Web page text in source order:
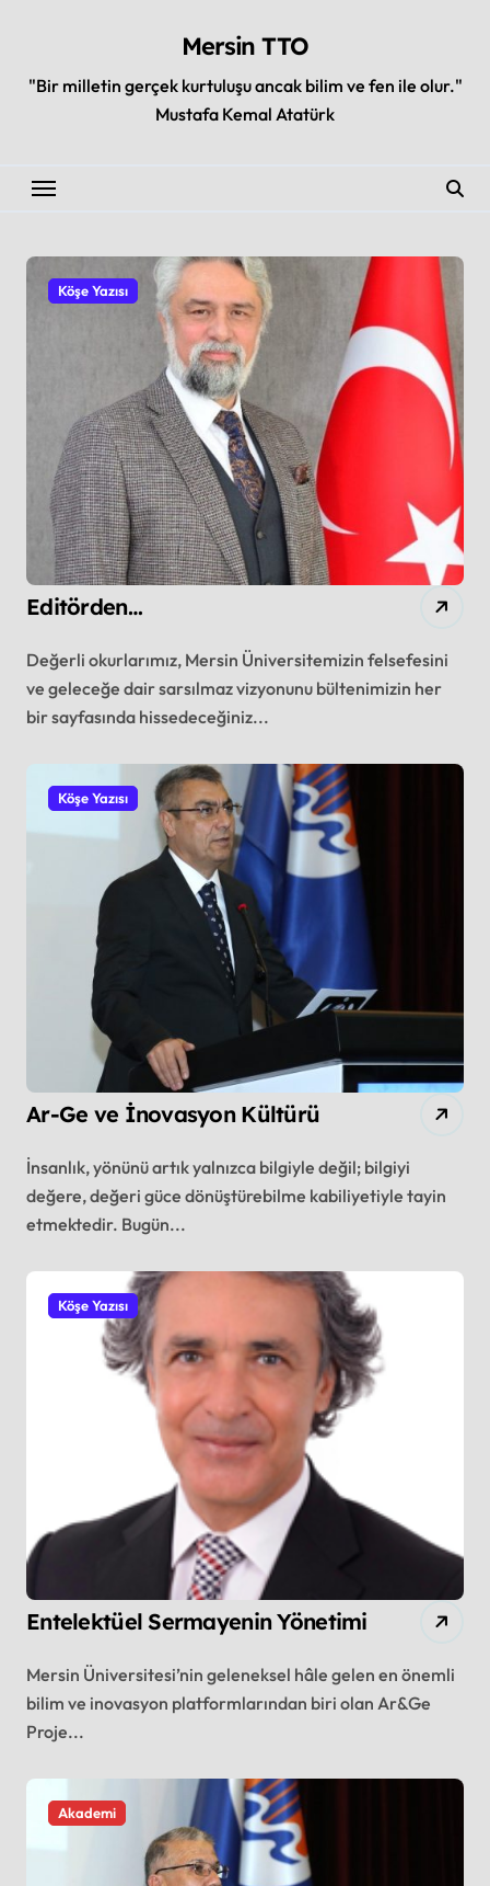
Mersin TTO
"Bir milletin gerçek kurtuluşu ancak bilim ve fen ile olur."
Mustafa Kemal Atatürk
Köşe Yazısı
Editörden…
Değerli okurlarımız, Mersin Üniversitemizin felsefesini
ve geleceğe dair sarsılmaz vizyonunu bültenimizin her
bir sayfasında hissedeceğiniz...
Köşe Yazısı
Ar-Ge ve İnovasyon Kültürü
İnsanlık, yönünü artık yalnızca bilgiyle değil; bilgiyi
değere, değeri güce dönüştürebilme kabiliyetiyle tayin
etmektedir. Bugün...
Köşe Yazısı
Entelektüel Sermayenin Yönetimi
Mersin Üniversitesi’nin geleneksel hâle gelen en önemli
bilim ve inovasyon platformlarından biri olan Ar&Ge
Proje...
Akademi